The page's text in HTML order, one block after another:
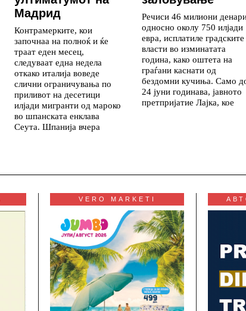
Мадрид
Контрамерките, кои
започнаа на полноќ и ќе
траат еден месец,
следуваат една недела
откако италија воведе
слични ограничувања по
приливот на десетици
илјади мигранти од мароко
во шпанската енклава
Сеута. Шпанија вчера
Речиси 46 милиони
односно околу 750 илјади
евра, исплатиле градските
власти во изминатата
година, како оштета на
граѓани каснати од
бездомни кучиња. Само
24 јуни годинава, јавното
претпријатие Лајка, кое
VERO MARKETI